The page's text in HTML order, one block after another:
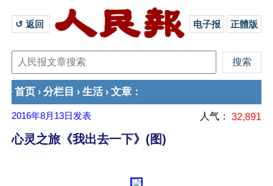
↺ 返回 电子报 正體版
首页 › 分栏目 › 生活 › 文章 ：
2016年8月13日 发表 人气： 32,891
心灵之旅《我出去一下》(图)